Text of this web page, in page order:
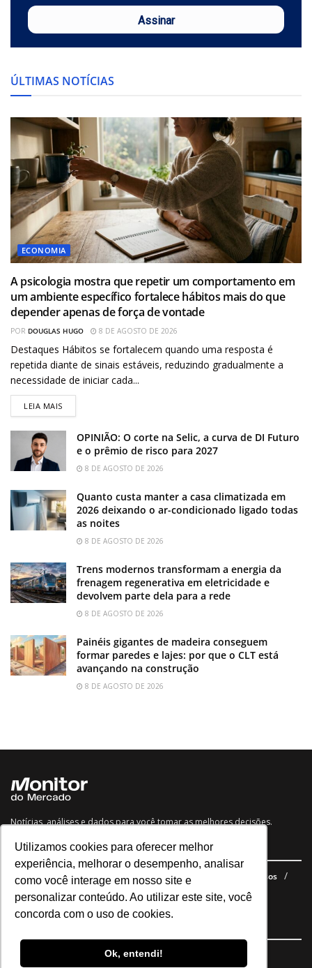
Utilizamos cookies para oferecer melhor
experiência, melhorar o desempenho, analisar
como você interage em nosso site e
personalizar conteúdo. Ao utilizar este site, você
concorda com o uso de cookies.
Ok, entendi!
Assinar
ÚLTIMAS NOTÍCIAS
ECONOMIA
A psicologia mostra que repetir um comportamento em
um ambiente específico fortalece hábitos mais do que
depender apenas de força de vontade
POR DOUGLAS HUGO 8 DE AGOSTO DE 2026
Destaques Hábitos se fortalecem quando uma resposta é
repetida diante de sinais estáveis, reduzindo gradualmente a
necessidade de iniciar cada...
LEIA MAIS
OPINIÃO: O corte na Selic, a curva de DI Futuro
e o prêmio de risco para 2027
8 DE AGOSTO DE 2026
Quanto custa manter a casa climatizada em
2026 deixando o ar-condicionado ligado todas
as noites
8 DE AGOSTO DE 2026
Trens modernos transformam a energia da
frenagem regenerativa em eletricidade e
devolvem parte dela para a rede
8 DE AGOSTO DE 2026
Painéis gigantes de madeira conseguem
formar paredes e lajes: por que o CLT está
avançando na construção
8 DE AGOSTO DE 2026
Notícias, análises e dados para você tomar as melhores decisões.
Navegue no site
Últimas notícias Quem somos E-books gratuitos
Cursos
Política de privacidade